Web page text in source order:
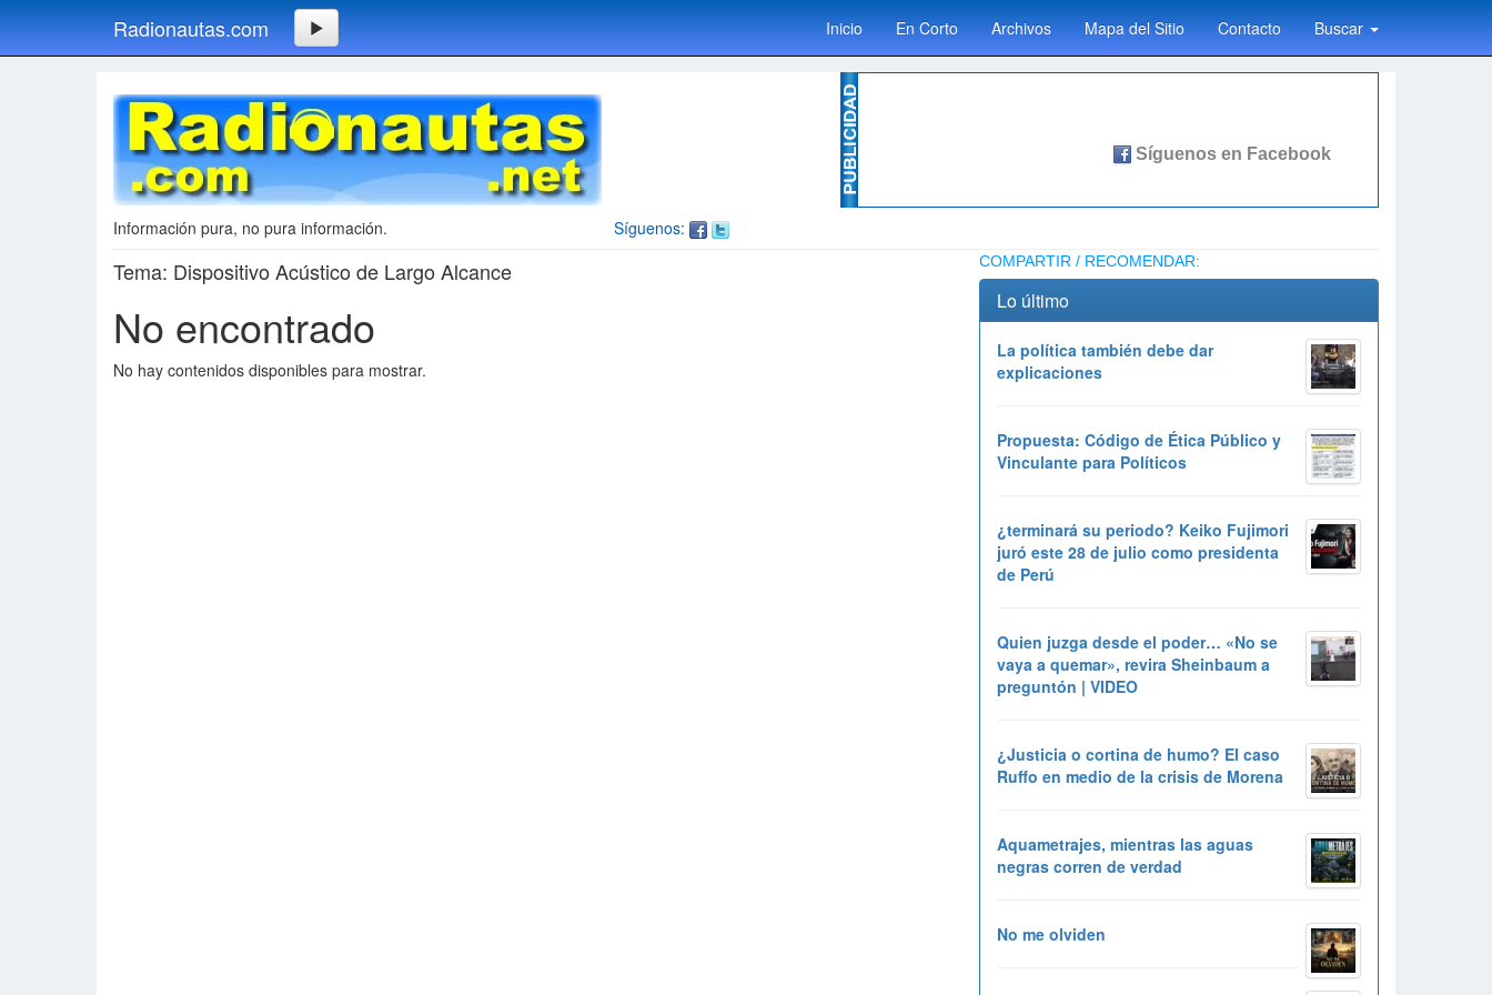
Radionautas.com Inicio En Corto Archivos Mapa del Sitio Contacto Buscar
Síguenos:
Información pura, no pura información.
Tema: Dispositivo Acústico de Largo Alcance
No encontrado
No hay contenidos disponibles para mostrar.
COMPARTIR / RECOMENDAR:
Lo último
La política también debe dar
explicaciones
Propuesta: Código de Ética Público y
Vinculante para Políticos
¿terminará su periodo? Keiko Fujimori
juró este 28 de julio como presidenta
de Perú
Quien juzga desde el poder… «No se
vaya a quemar», revira Sheinbaum a
preguntón | VIDEO
¿Justicia o cortina de humo? El caso
Ruffo en medio de la crisis de Morena
Aquametrajes, mientras las aguas
negras corren de verdad
No me olviden